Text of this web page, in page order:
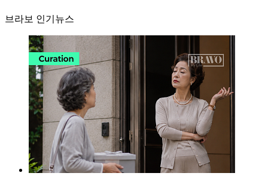
브라보 인기뉴스